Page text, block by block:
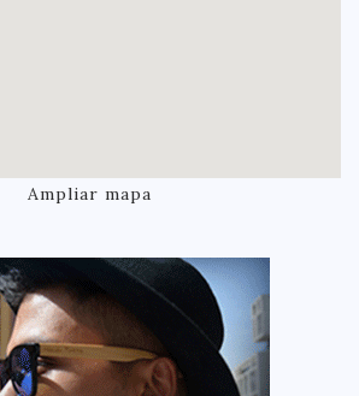
Ampliar mapa